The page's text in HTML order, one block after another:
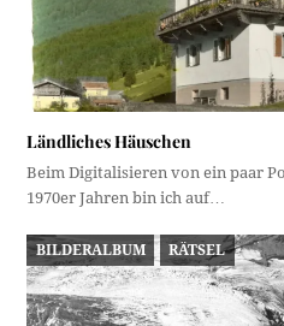
Ländliches Häuschen
Beim Digitalisieren von ein paar
1970er Jahren bin ich auf…
BILDERALBUM RÄTSEL